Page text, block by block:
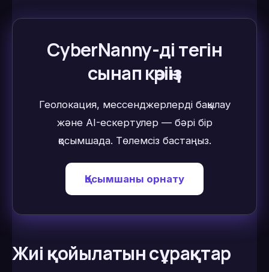
CyberNanny-ді тегін
сынап көріңіз
Геолокация, мессенджерлерді бақылау
және AI-ескертулер — бәрі бір
қосымшада. Төлемсіз бастаңыз.
Қосымшаны орнату
Жиі қойылатын сұрақтар